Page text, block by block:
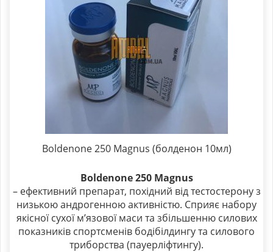
Boldenone 250 Magnus (болденон 10мл)
Boldenone 250 Magnus
– ефективний препарат, похідний від тестостерону з
низькою андрогенною активністю. Сприяє набору
якісної сухої м’язової маси та збільшенню силових
показників спортсменів бодібілдингу та силового
триборства (пауерліфтингу).